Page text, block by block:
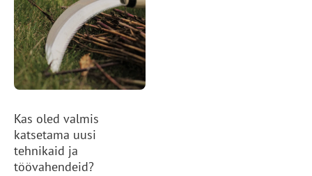
Kas oled valmis
katsetama uusi
tehnikaid ja
töövahendeid?